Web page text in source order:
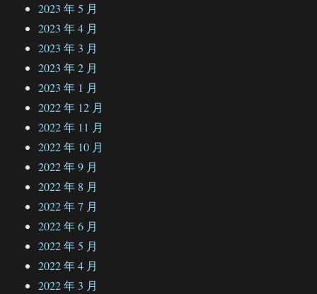
2023 年 5 月
2023 年 4 月
2023 年 3 月
2023 年 2 月
2023 年 1 月
2022 年 12 月
2022 年 11 月
2022 年 10 月
2022 年 9 月
2022 年 8 月
2022 年 7 月
2022 年 6 月
2022 年 5 月
2022 年 4 月
2022 年 3 月